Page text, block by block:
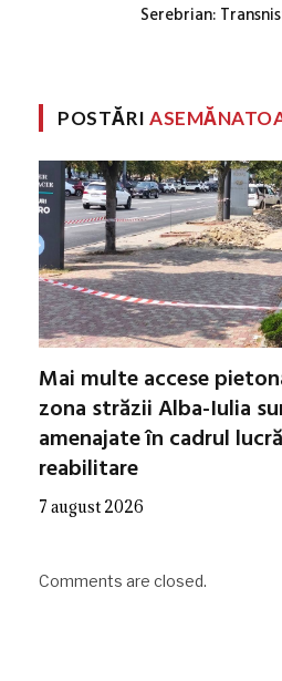
Serebrian:
POSTĂRI
Mai multe accese
zona străzii Alba-Iulia
amenajate în cadrul
reabilitare
7 august 2026
Comments are closed.